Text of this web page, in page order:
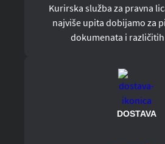
Kurirska služba za pravna
najviše upita dobijamo za
dokumenata i
DOSTAVA